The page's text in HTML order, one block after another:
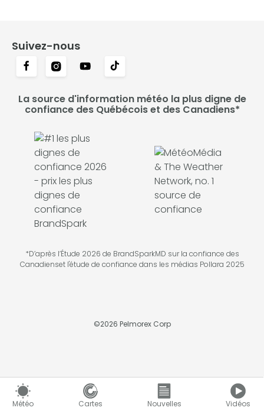
Météo Cartes Nouvelles Vidéos
Suivez-nous
La source d'information météo la plus digne de
confiance des Québécois et des Canadiens*
*D’après l’Étude 2026 de BrandSparkMD sur la confiance des
Canadienset l'étude de confiance dans les médias Pollara 2025
©2026 Pelmorex Corp